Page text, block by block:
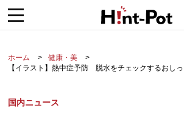
ホーム
健康・美
【イラスト】熱中症予防 脱水をチェックするおし
国内ニュース